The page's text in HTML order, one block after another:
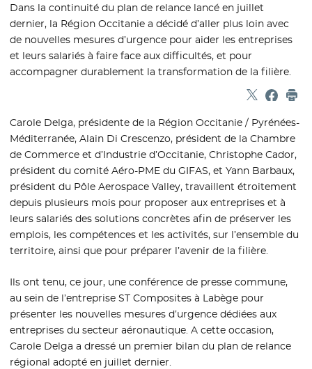
Dans la continuité du plan de relance lancé en juillet
dernier, la Région Occitanie a décidé d’aller plus loin avec
de nouvelles mesures d’urgence pour aider les entreprises
et leurs salariés à faire face aux difficultés, et pour
accompagner durablement la transformation de la filière.
Partager
- Nouvelle
-
Carole Delga, présidente de la Région Occitanie / Pyrénées-
Méditerranée, Alain Di Crescenzo, président de la Chambre
de Commerce et d’Industrie d’Occitanie, Christophe Cador,
président du comité Aéro-PME du GIFAS, et Yann Barbaux,
président du Pôle Aerospace Valley, travaillent étroitement
depuis plusieurs mois pour proposer aux entreprises et à
leurs salariés des solutions concrètes afin de préserver les
emplois, les compétences et les activités, sur l’ensemble du
territoire, ainsi que pour préparer l’avenir de la filière.
Ils ont tenu, ce jour, une conférence de presse commune,
au sein de l’entreprise ST Composites à Labège pour
présenter les nouvelles mesures d’urgence dédiées aux
entreprises du secteur aéronautique. A cette occasion,
Carole Delga a dressé un premier bilan du plan de relance
régional adopté en juillet dernier.